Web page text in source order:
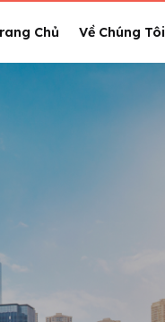
Chủ Về Chúng Tôi